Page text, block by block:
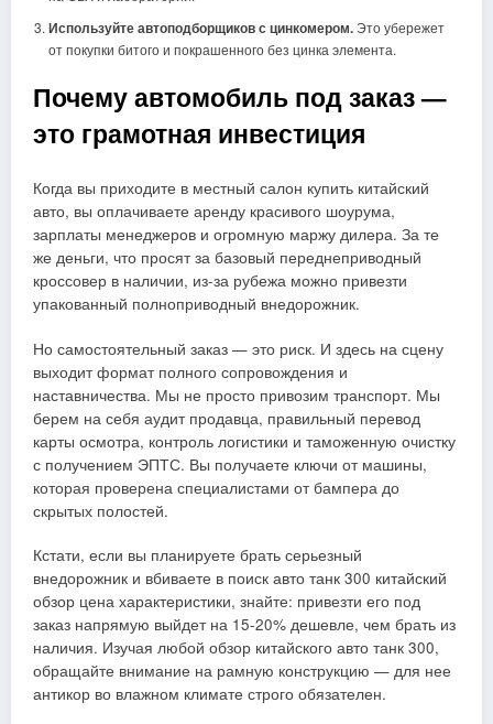
Используйте автоподборщиков с цинкомером.Это убережет
от покупки битого и покрашенного без цинка элемента.
Почему автомобиль под заказ —
это грамотная инвестиция
Когда вы приходите в местный салон купить китайский
авто, вы оплачиваете аренду красивого шоурума,
зарплаты менеджеров и огромную маржу дилера. За те
же деньги, что просят за базовый переднеприводный
кроссовер в наличии, из-за рубежа можно привезти
упакованный полноприводный внедорожник.
Но самостоятельный заказ — это риск. И здесь на сцену
выходит формат полного сопровождения и
наставничества. Мы не просто привозим транспорт. Мы
берем на себя аудит продавца, правильный перевод
карты осмотра, контроль логистики и таможенную очистку
с получением ЭПТС. Вы получаете ключи от машины,
которая проверена специалистами от бампера до
скрытых полостей.
Кстати, если вы планируете брать серьезный
внедорожник и вбиваете в поиск авто танк 300 китайский
обзор цена характеристики, знайте: привезти его под
заказ напрямую выйдет на 15-20% дешевле, чем брать из
наличия. Изучая любой обзор китайского авто танк 300,
обращайте внимание на рамную конструкцию — для нее
антикор во влажном климате строго обязателен.